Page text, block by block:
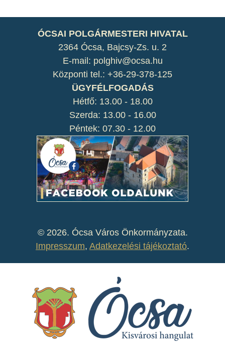
ÓCSAI POLGÁRMESTERI HIVATAL
2364 Ócsa, Bajcsy-Zs. u. 2
E-mail: polghiv@ocsa.hu
Központi tel.: +36-29-378-125
ÜGYFÉLFOGADÁS
Hétfő: 13.00 - 18.00
Szerda: 13.00 - 16.00
Péntek: 07.30 - 12.00
© 2026. Ócsa Város Önkormányzata.
Impresszum, Adatkezelési tájékoztató.